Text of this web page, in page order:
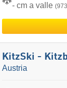
- cm a valle
KitzSki -
Austria